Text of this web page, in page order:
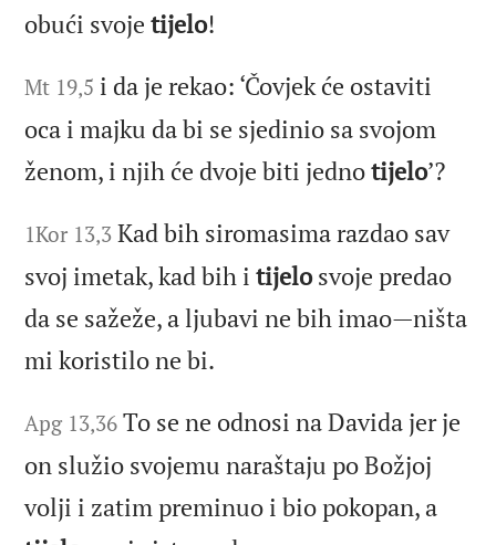
obući svojetijelo!
Mt 19,5 i da je rekao: ‘Čovjek će ostaviti
oca i majku da bi se sjedinio sa svojom
ženom, i njih će dvoje biti jednotijelo’?
1Kor 13,3 Kad bih siromasima razdao sav
svoj imetak, kad bih itijelosvoje predao
da se sažeže, a ljubavi ne bih imao—ništa
mi koristilo ne bi.
Apg 13,36 To se ne odnosi na Davida jer je
on služio svojemu naraštaju po Božjoj
volji i zatim preminuo i bio pokopan, a